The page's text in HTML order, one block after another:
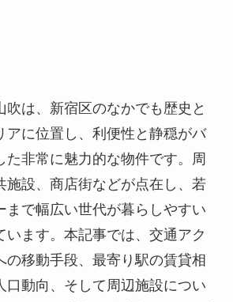
吹は、新宿区のなかでも歴史と
アに位置し、利便性と静穏がバ
た非常に魅力的な物件です。周
施設、商店街などが点在し、若
まで幅広い世代が暮らしやすい
います。本記事では、交通アク
の移動手段、最寄り駅の賃貸相
口動向、そして周辺施設につい